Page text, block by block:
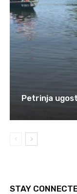
Petrinja
STAY